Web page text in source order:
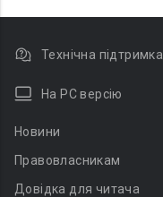
Технічна підтримка
На PC версію
Новини
Правовласникам
Довідка для читача